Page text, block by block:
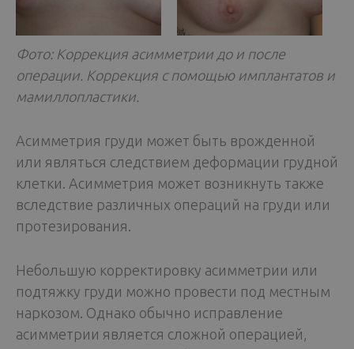
Фото: Коррекция асимметрии до и после
операции. Коррекция с помощью имплантатов и
мамиллопластики.
Асимметрия груди может быть врожденной
или являться следствием деформации грудной
клетки. Асимметрия может возникнуть также
вследствие различных операций на груди или
протезирования.
Небольшую корректировку асимметрии или
подтяжку груди можно провести под местным
наркозом. Однако обычно исправление
асимметрии является сложной операцией,